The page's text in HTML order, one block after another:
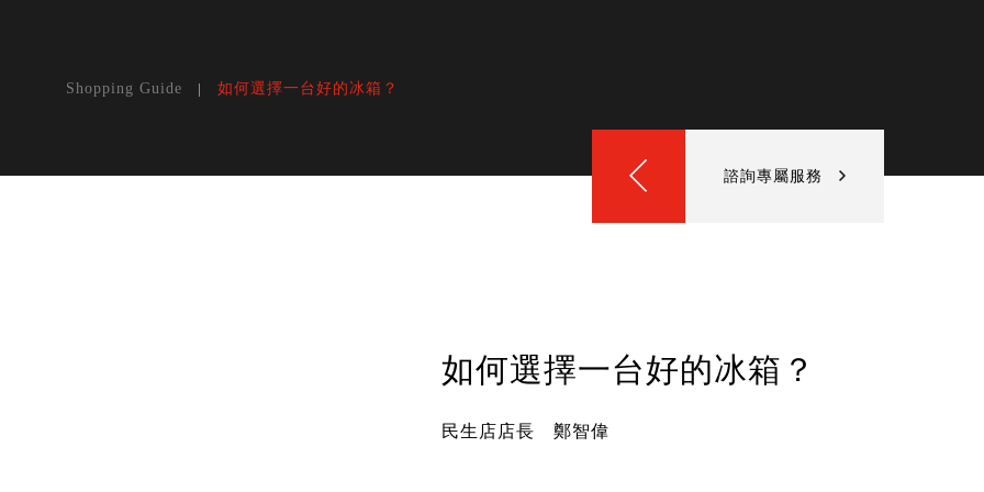
Shopping Guide 如何選擇一台好的冰箱？
諮詢專屬服務
如何選擇一台好的冰箱？
民生店店長 鄭智偉